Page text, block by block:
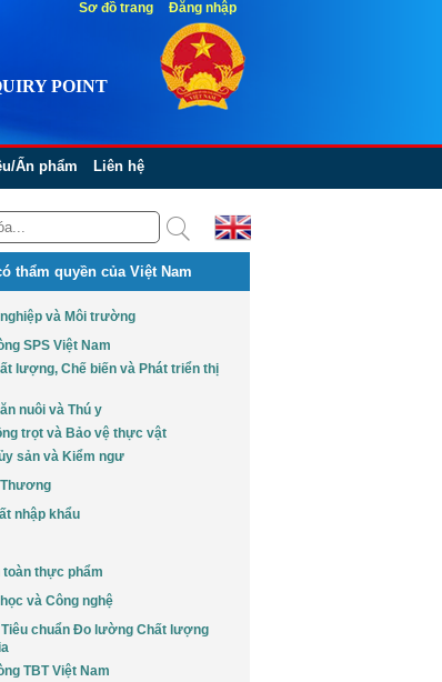
POINT
Ấn phẩm Liên hệ
thẩm quyền của Việt Nam
và Môi trường
SPS Việt Nam
lượng, Chế biến và Phát triển thị
nuôi và Thú y
trọt và Bảo vệ thực vật
sản và Kiểm ngư
nhập khẩu
toàn thực phẩm
và Công nghệ
chuẩn Đo lường Chất lượng
TBT Việt Nam
Sơ đồ trang Đăng nhập